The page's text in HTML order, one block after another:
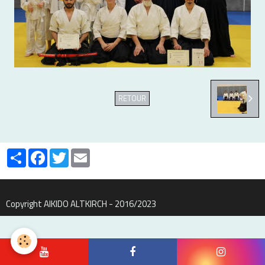
RETOUR
PartagerFacebook
Twitter
Copyright AIKIDO ALTKIRCH - 2016/2023